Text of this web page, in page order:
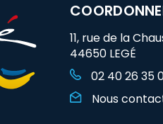
11, rue de la
44650 LEGÉ
02 40 26 35
Nous